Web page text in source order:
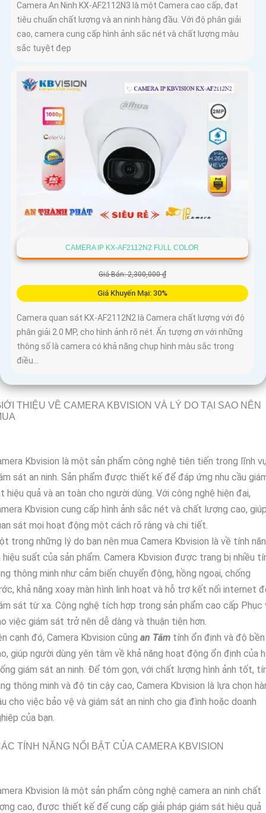
Camera An Ninh KX-AF2112N3 là một Camera cao cấp, đạt
tiêu chuẩn chất lượng và an ninh hàng đầu. Với độ phân giải
cao, camera cung cấp hình ảnh sắc nét và chất lượng màu
sắc tuyệt đẹp
CAMERA IP KX-AF2112N2 FULL COLOR
Giá Bán: 2,300,000 ₫
Giá Khuyến Mại: 30%
Camera quan sát KX-AF2112N2 là Camera chất lượng với độ
phân giải 2.0 MP, cho hình ảnh rõ nét. Ấn tượng ơn với những
thông số là camera có khả năng chụp hình màu sắc trong
điều...
THIỆU VỀ CAMERA KBVISION VÀ LÝ DO TẠI SAO NÊN
Kbvision là một sản phẩm công nghệ tiên tiến trong lĩnh
sát an ninh. Sản phẩm được thiết kế để đáp ứng nhu cầu
hiệu quả và an toàn cho người dùng. Với công nghệ hiện đại,
Kbvision cung cấp hình ảnh sắc nét và chất lượng cao,
sát mọi hoạt động một cách rõ ràng và chi tiết.
trong những lý do bạn nên mua Camera Kbvision là về tính
hiệu suất của sản phẩm. Camera Kbvision được trang bị nhiều
thông minh như cảm biến chuyển động, hồng ngoại, chống
khả năng xoay màn hình linh hoạt và hỗ trợ kết nối internet
sát từ xa. Cộng nghệ tích hợp trong sản phẩm cao cấp Phục
việc giám sát trở nên dễ dàng và thuận tiện hơn.
cạnh đó, Camera Kbvision cũng an Tâm tính ổn định và độ bền
giúp người dùng yên tâm về khả năng hoạt động ổn định của
giám sát an ninh. Để tóm gọn, với chất lượng hình ảnh tốt,
thông minh và độ tin cậy cao, Camera Kbvision là lựa chọn
cho việc bảo vệ và giám sát an ninh cho gia đình hoặc doanh
của bạn.
TÍNH NĂNG NỔI BẬT CỦA CAMERA KBVISION
Kbvision là một sản phẩm công nghệ camera an ninh chất
cao, được thiết kế để cung cấp giải pháp giám sát hiệu quả